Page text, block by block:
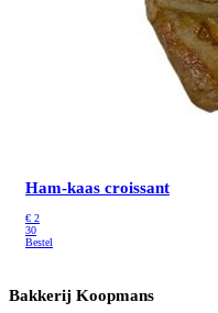
Ham-kaas croissant
€ 2
30
Bestel
Bakkerij Koopmans